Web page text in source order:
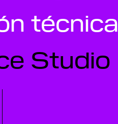
técnica
Studio